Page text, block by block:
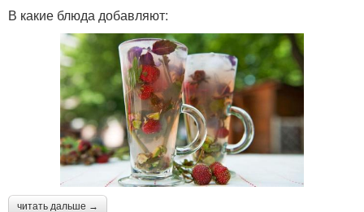
В какие блюда добавляют:
читать дальше →